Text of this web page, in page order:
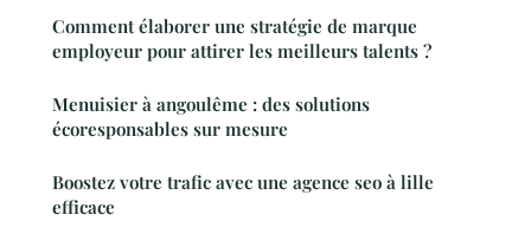
Comment élaborer une stratégie de marque
employeur pour attirer les meilleurs talents ?
Menuisier à angoulême : des solutions
écoresponsables sur mesure
Boostez votre trafic avec une agence seo à lille
efficace